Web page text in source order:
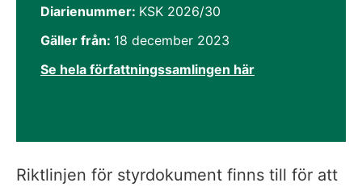
Diarienummer: KSK 2026/30
Gäller från: 18 december 2023
Se hela författningssamlingen här
Riktlinjen för styrdokument finns till för att